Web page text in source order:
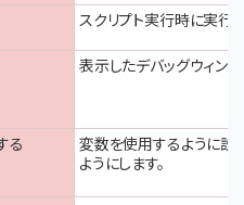
スクリプト実行時に実行
表示したデバッグウィン
る
変数を使用するように設
ようにします。